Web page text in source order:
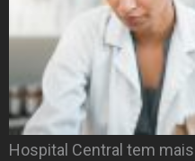
Hospital Central tem